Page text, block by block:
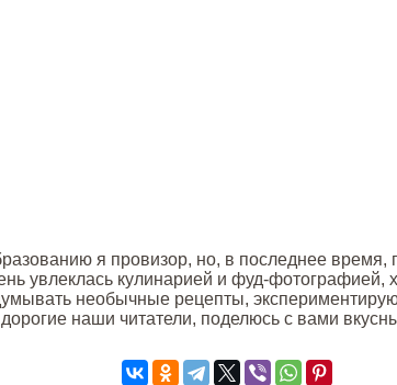
я провизор, но, в последнее время,
увлеклась кулинарией и фуд-фотографией,
необычные рецепты,
наши читатели, поделюсь с вами